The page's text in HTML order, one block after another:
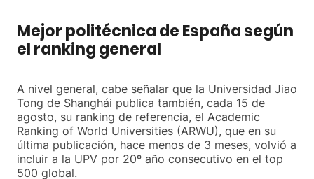
Mejor politécnica de España según
el ranking general
A nivel general, cabe señalar que la Universidad Jiao
Tong de Shanghái publica también, cada 15 de
agosto, su ranking de referencia, el Academic
Ranking of World Universities (ARWU), que en su
última publicación, hace menos de 3 meses, volvió a
incluir a la UPV por 20º año consecutivo en el top
500 global.